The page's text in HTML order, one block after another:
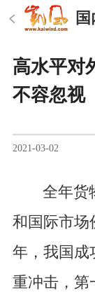
高水平对
不容忽视
2021-03-02
全年货
和国际市
年，我国成
重冲击，第